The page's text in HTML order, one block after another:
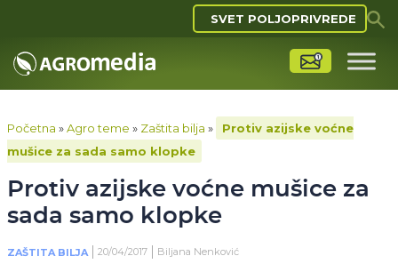
SVET POLJOPRIVREDE
Početna »Agro teme » Zaštita bilja »
Protiv azijske voćne
mušice za sada samo klopke
Protiv azijske voćne mušice za
sada samo klopke
ZAŠTITA BILJA 20/04/2017 Biljana Nenković